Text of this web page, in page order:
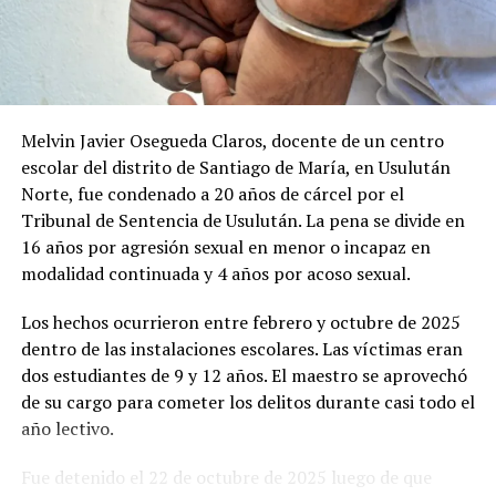
RELATED TOPICS:
22 DE JULIO
ASESINO DE DOS BOLITOS
DETENCIÓN PROVISIONAL
PRINICIPAL
UP NEXT
daños en una mujer durante una operación
DON'T MISS
Hombre abuso de un menor que conoció en el centro
escolar donde el comercializaba panes
Melvin Javier Osegueda Claros, docente de un centro
escolar del distrito de Santiago de María, en Usulután
Norte, fue condenado a 20 años de cárcel por el
Tribunal de Sentencia de Usulután. La pena se divide en
16 años por agresión sexual en menor o incapaz en
modalidad continuada y 4 años por acoso sexual.
Los hechos ocurrieron entre febrero y octubre de 2025
dentro de las instalaciones escolares. Las víctimas eran
dos estudiantes de 9 y 12 años. El maestro se aprovechó
de su cargo para cometer los delitos durante casi todo el
año lectivo.
Fue detenido el 22 de octubre de 2025 luego de que